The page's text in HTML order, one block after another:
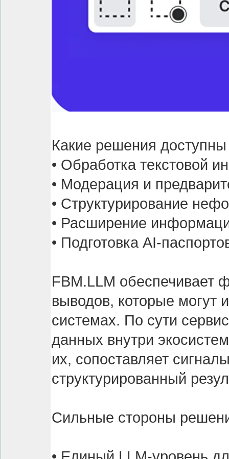
Какие решения
• Обработка текстовой
• Модерация и
• Структурирование
• Расширение
• Подготовка AI-
FBM.LLM обеспечивает
выводов, которые могут
системах. По сути
данных внутри
их, сопоставляет
структурированный
Сильные стороны